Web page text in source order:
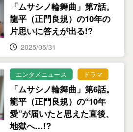
「ムサシノ輪舞曲」第7話。
龍平（正門良規）の10年の
片思いに答えが出る!?
2025/05/31
エンタメニュース ドラマ
「ムサシノ輪舞曲」第6話。
龍平（正門良規）の“10年
愛”が届いたと思えた直後、
地獄へ…!?